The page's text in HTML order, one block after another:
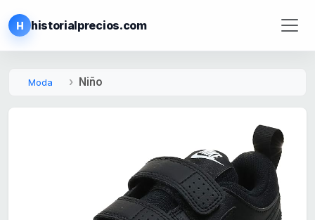
H historialprecios.com
Moda Niño